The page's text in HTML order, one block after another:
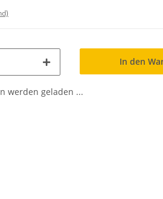
In den
werden geladen ...